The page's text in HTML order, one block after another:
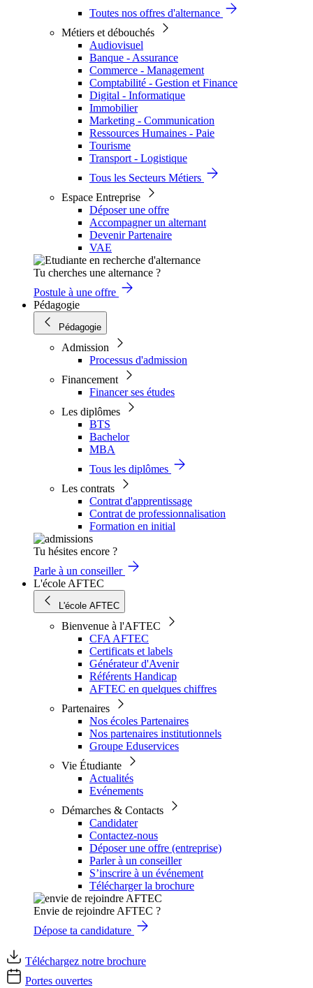
Toutes nos offres d'alternance
Métiers et débouchés
Audiovisuel
Banque - Assurance
Commerce - Management
Comptabilité - Gestion et Finance
Digital - Informatique
Immobilier
Marketing - Communication
Ressources Humaines - Paie
Tourisme
Transport - Logistique
Tous les Secteurs Métiers
Espace Entreprise
Déposer une offre
Accompagner un alternant
Devenir Partenaire
VAE
Tu cherches une alternance ?
Postule à une offre
Pédagogie
Pédagogie
Admission
Processus d'admission
Financement
Financer ses études
Les diplômes
BTS
Bachelor
MBA
Tous les diplômes
Les contrats
Contrat d'apprentissage
Contrat de professionnalisation
Formation en initial
Tu hésites encore ?
Parle à un conseiller
L'école AFTEC
L'école AFTEC
Bienvenue à l'AFTEC
CFA AFTEC
Certificats et labels
Générateur d'Avenir
Référents Handicap
AFTEC en quelques chiffres
Partenaires
Nos écoles Partenaires
Nos partenaires institutionnels
Groupe Eduservices
Vie Étudiante
Actualités
Evénements
Démarches & Contacts
Candidater
Contactez-nous
Déposer une offre (entreprise)
Parler à un conseiller
S’inscrire à un événement
Télécharger la brochure
Envie de rejoindre AFTEC ?
Dépose ta candidature
Téléchargez notre brochure
Portes ouvertes